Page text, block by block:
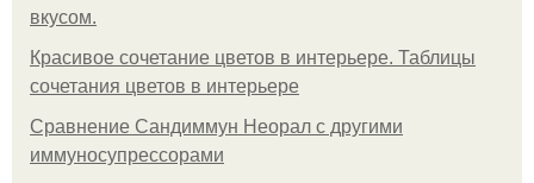
вкусом.
Красивое сочетание цветов в интерьере. Таблицы
сочетания цветов в интерьере
Сравнение Сандиммун Неорал с другими
иммуносупрессорами